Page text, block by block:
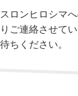
ロンヒロシマ
ご連絡させてい
ちください。